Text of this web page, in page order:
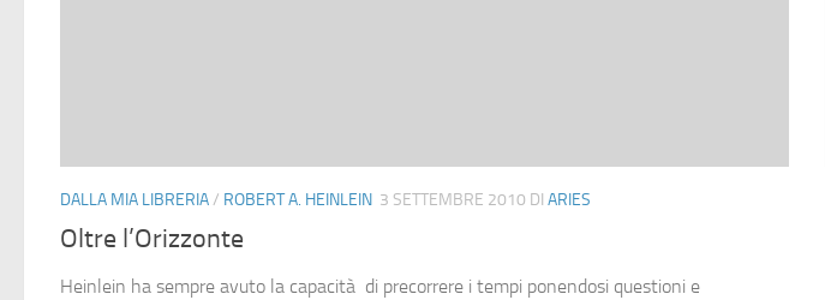
DALLA MIA LIBRERIA/ ROBERT A. HEINLEIN 3 SETTEMBRE 2010 DI ARIES
Oltre l’Orizzonte
Heinlein ha sempre avuto la capacità di precorrere i tempi ponendosi questioni e